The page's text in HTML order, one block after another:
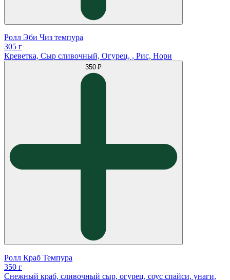
Ролл Эби Чиз темпура
305 г
Креветка, Сыр сливочный, Огурец, , Рис, Нори
350 ₽
Ролл Краб Темпура
350 г
Снежный краб, сливочный сыр, огурец, соус спайси, унаги,